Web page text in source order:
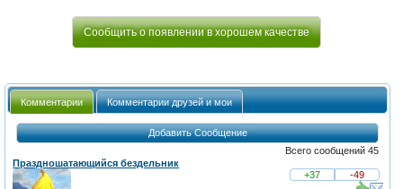
Сообщить о появлении в хорошем качестве
Комментарии Комментарии друзей и мои
Добавить Сообщение
Всего сообщений 45
Праздношатающийся бездельник
+37
-49